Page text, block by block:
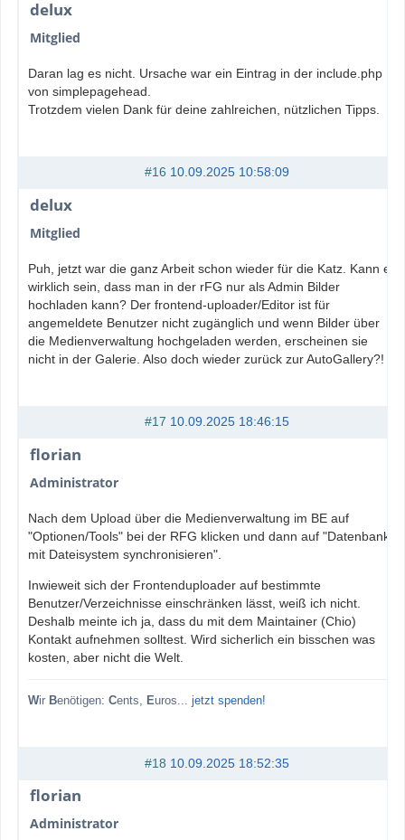
delux
Mitglied
Daran lag es nicht. Ursache war ein Eintrag in der include.php
von simplepagehead.
Trotzdem vielen Dank für deine zahlreichen, nützlichen Tipps.
#16 10.09.2025 10:58:09
delux
Mitglied
Puh, jetzt war die ganz Arbeit schon wieder für die Katz. Kann es
wirklich sein, dass man in der rFG nur als Admin Bilder
hochladen kann? Der frontend-uploader/Editor ist für
angemeldete Benutzer nicht zugänglich und wenn Bilder über
die Medienverwaltung hochgeladen werden, erscheinen sie
nicht in der Galerie. Also doch wieder zurück zur AutoGallery?!
#17 10.09.2025 18:46:15
florian
Administrator
Nach dem Upload über die Medienverwaltung im BE auf
"Optionen/Tools" bei der RFG klicken und dann auf "Datenbank
mit Dateisystem synchronisieren".
Inwieweit sich der Frontenduploader auf bestimmte
Benutzer/Verzeichnisse einschränken lässt, weiß ich nicht.
Deshalb meinte ich ja, dass du mit dem Maintainer (Chio)
Kontakt aufnehmen solltest. Wird sicherlich ein bisschen was
kosten, aber nicht die Welt.
Wir Benötigen: Cents, Euros... jetzt spenden!
#18 10.09.2025 18:52:35
florian
Administrator